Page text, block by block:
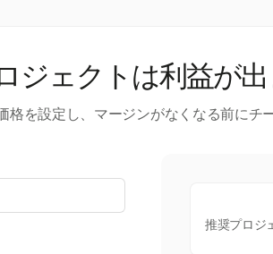
ジェクトは利益が出
を設定し、マージンがなくなる前にチ
推奨プロジ